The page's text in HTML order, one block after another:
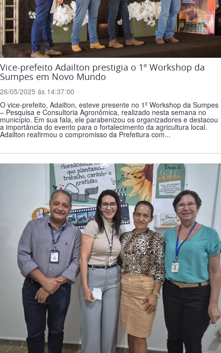
Vice-prefeito Adailton prestigia o 1º Workshop da
Sumpes em Novo Mundo
26/05/2025 ás 14:37:00
O vice-prefeito, Adailton, esteve presente no 1º Workshop da Sumpes
– Pesquisa e Consultoria Agronômica, realizado nesta semana no
município. Em sua fala, ele parabenizou os organizadores e destacou
a importância do evento para o fortalecimento da agricultura local.
Adailton reafirmou o compromisso da Prefeitura com...